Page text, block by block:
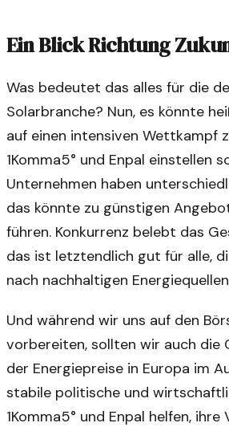
Ein Blick Richtung
Was bedeutet das alles für die
Solarbranche? Nun, es könnte
auf einen intensiven Wettkampf
1Komma5° und Enpal einstellen
Unternehmen haben
das könnte zu günstigen
führen. Konkurrenz belebt das
das ist letztendlich gut für alle,
nach nachhaltigen
Und während wir uns auf den
vorbereiten, sollten wir auch
der Energiepreise in Europa im
stabile politische und
1Komma5° und Enpal helfen, ihre